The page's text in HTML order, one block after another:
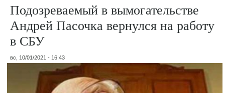
Подозреваемый в вымогательстве
Андрей Пасочка вернулся на работу
в СБУ
вс, 10/01/2021 - 16:43